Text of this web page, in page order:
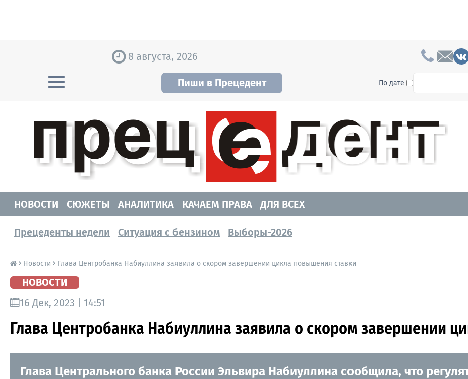
8 августа, 2026
Пиши в Прецедент По дате To search
НОВОСТИ
СЮЖЕТЫ АНАЛИТИКА КАЧАЕМ ПРАВА ДЛЯ ВСЕХ
Прецеденты недели Ситуация с бензином Выборы-2026
Новости Глава Центробанка Набиуллина заявила о скором завершении цикла повышения ставки
НОВОСТИ
16 Дек, 2023 | 14:51
Глава Центробанка Набиуллина заявила о скором завершении
Глава Центрального банка России Эльвира Набиуллина сообщила, что